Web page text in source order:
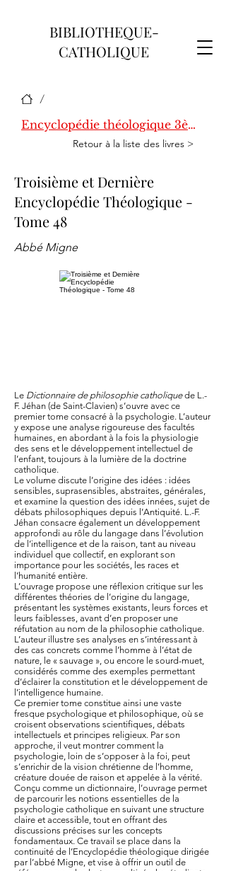
BIBLIOTHEQUE-
CATHOLIQUE
/
Encyclopédie théologique 3ème série
Retour à la liste des livres >
Troisième et Dernière
Encyclopédie Théologique -
Tome 48
Abbé Migne
Le Dictionnaire de philosophie catholiquede L.-
F. Jéhan (de Saint-Clavien) s’ouvre avec ce
premier tome consacré à la psychologie. L’auteur
y expose une analyse rigoureuse des facultés
humaines, en abordant à la fois la physiologie
des sens et le développement intellectuel de
l’enfant, toujours à la lumière de la doctrine
catholique.
Le volume discute l’origine des idées : idées
sensibles, suprasensibles, abstraites, générales,
et examine la question des idées innées, sujet de
débats philosophiques depuis l’Antiquité. L.-F.
Jéhan consacre également un développement
approfondi au rôle du langage dans l’évolution
de l’intelligence et de la raison, tant au niveau
individuel que collectif, en explorant son
importance pour les sociétés, les races et
l’humanité entière.
L’ouvrage propose une réflexion critique sur les
différentes théories de l’origine du langage,
présentant les systèmes existants, leurs forces et
leurs faiblesses, avant d’en proposer une
réfutation au nom de la philosophie catholique.
L’auteur illustre ses analyses en s’intéressant à
des cas concrets comme l’homme à l’état de
nature, le « sauvage », ou encore le sourd-muet,
considérés comme des exemples permettant
d’éclairer la constitution et le développement de
l’intelligence humaine.
Ce premier tome constitue ainsi une vaste
fresque psychologique et philosophique, où se
croisent observations scientifiques, débats
intellectuels et principes religieux. Par son
approche, il veut montrer comment la
psychologie, loin de s’opposer à la foi, peut
s’enrichir de la vision chrétienne de l’homme,
créature douée de raison et appelée à la vérité.
Conçu comme un dictionnaire, l’ouvrage permet
de parcourir les notions essentielles de la
psychologie catholique en suivant une structure
claire et accessible, tout en offrant des
discussions précises sur les concepts
fondamentaux. Ce travail se place dans la
continuité de l’Encyclopédie théologique dirigée
par l’abbé Migne, et vise à offrir un outil de